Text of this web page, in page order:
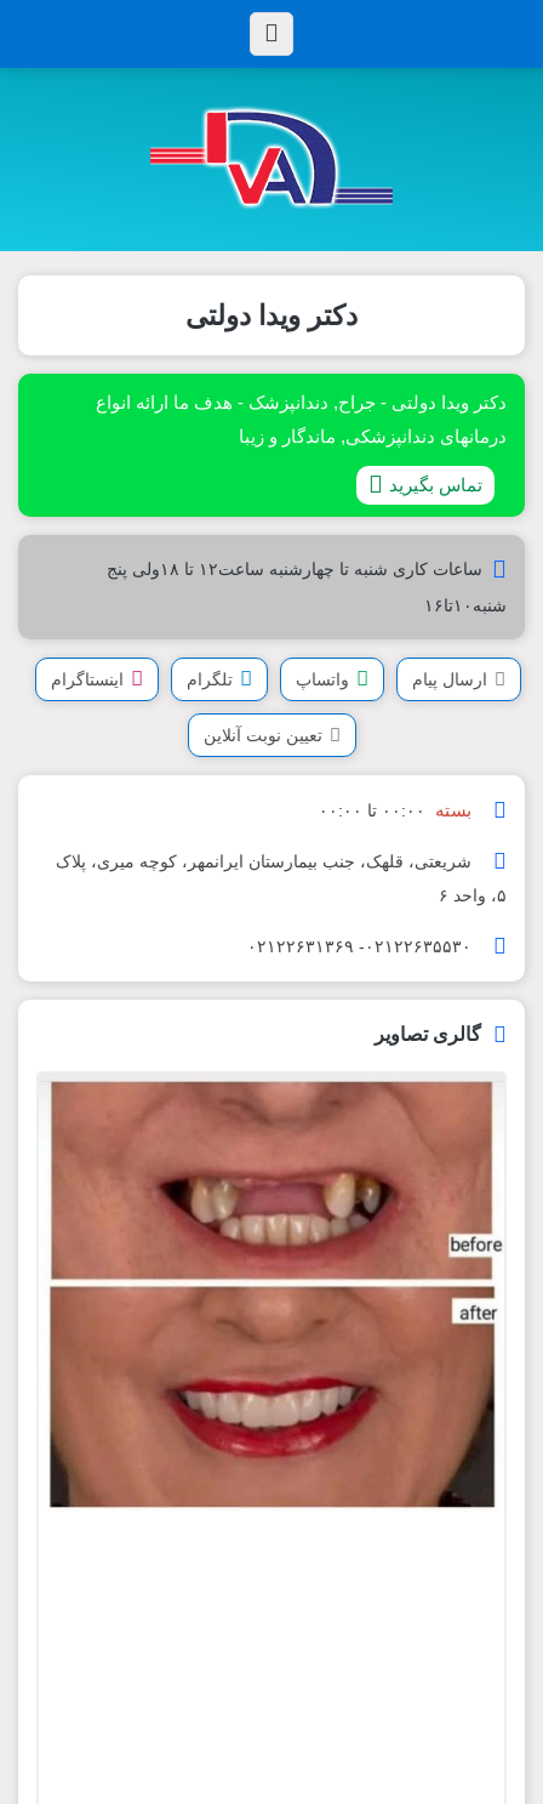
دکتر ویدا دولتی
دکتر ویدا دولتی - جراح, دندانپزشک - هدف ما ارائه انواع
درمانهای دندانپزشکی, ماندگار و زیبا
تماس بگیرید
ساعات کاری شنبه تا چهارشنبه ساعت۱۲ تا ۱۸ولی پنج
شنبه۱۰تا۱۶
ارسال پیام واتساپ تلگرام اینستاگرام
تعیین نوبت آنلاین
بسته ۰۰:۰۰ تا ۰۰:۰۰
شریعتی، قلهک، جنب بیمارستان ایرانمهر، کوچه میری، پلاک
۵، واحد ۶
۰۲۱۲۲۶۳۵۵۳۰- ۰۲۱۲۲۶۳۱۳۶۹
گالری تصاویر